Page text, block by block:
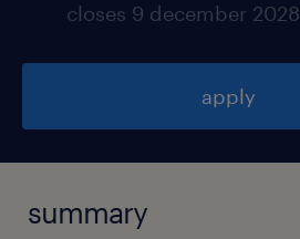
closes 9 december 2028
apply
summary